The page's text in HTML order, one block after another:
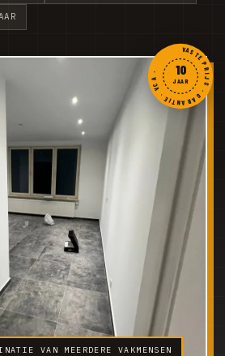
VAN MEERDERE VAKMENSEN
VASTE PRIJS · GARANTIE · VCA ·
10
JAAR